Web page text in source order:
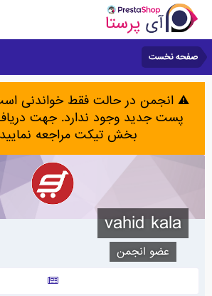
صفحه نخست
⚠️ انجمن در حالت فقط خواندنی
پست جدید وجود ندارد. جهت
بخش تیکت مراجعه
vahid kala
عضو انجمن